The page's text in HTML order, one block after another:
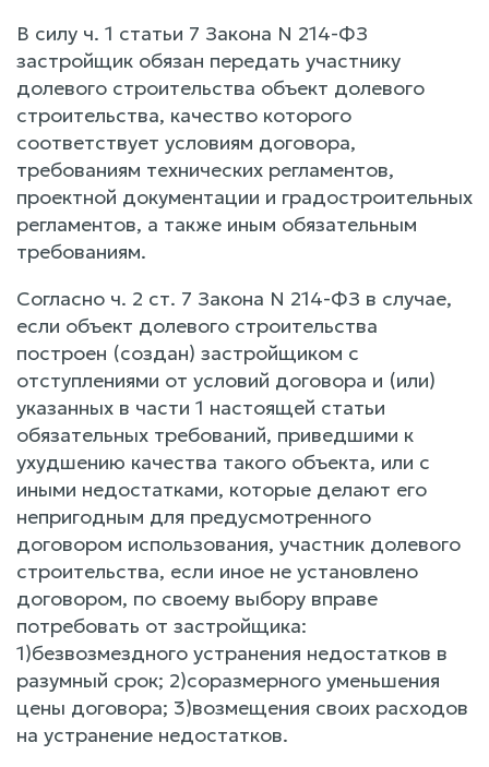
В силу ч. 1 статьи 7 Закона N 214-ФЗ
застройщик обязан передать участнику
долевого строительства объект долевого
строительства, качество которого
соответствует условиям договора,
требованиям технических регламентов,
проектной документации и градостроительных
регламентов, а также иным обязательным
требованиям.
Согласно ч. 2 ст. 7 Закона N 214-ФЗ в случае,
если объект долевого строительства
построен (создан) застройщиком с
отступлениями от условий договора и (или)
указанных в части 1 настоящей статьи
обязательных требований, приведшими к
ухудшению качества такого объекта, или с
иными недостатками, которые делают его
непригодным для предусмотренного
договором использования, участник долевого
строительства, если иное не установлено
договором, по своему выбору вправе
потребовать от застройщика:
1)безвозмездного устранения недостатков в
разумный срок; 2)соразмерного уменьшения
цены договора; 3)возмещения своих расходов
на устранение недостатков.